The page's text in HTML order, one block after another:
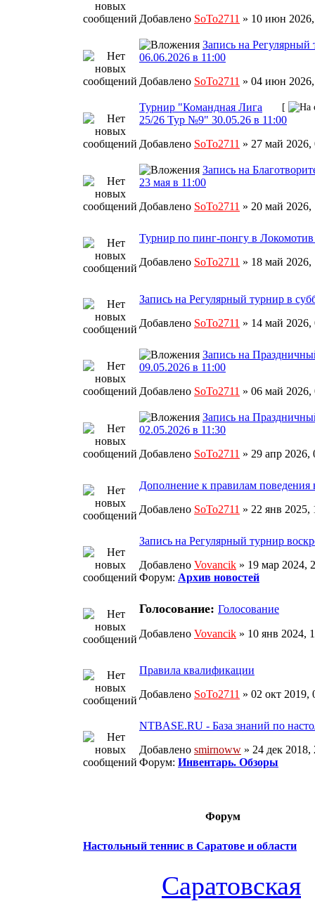
Добавлено SoTo2711 » 10 июн
Запись на Регулярный
06.06.2026 в 11:00
Добавлено SoTo2711 » 04 июн
[
Турнир "Командная Лига
25/26 Тур №9" 30.05.26 в 11:00
Добавлено SoTo2711 » 27 май
Запись на
23 мая в 11:00
Добавлено SoTo2711 » 20 май
Турнир по пинг-понгу в Локомотив
Добавлено SoTo2711 » 18 май
Запись на Регулярный турнир в
Добавлено SoTo2711 » 14 май
Запись на
09.05.2026 в 11:00
Добавлено SoTo2711 » 06 май
Запись на
02.05.2026 в 11:30
Добавлено SoTo2711 » 29 апр 2026,
Дополнение к правилам поведения
Добавлено SoTo2711 » 22 янв 2025,
Запись на Регулярный турнир
Добавлено Vovancik » 19 мар 2024,
Форум: Архив новостей
Голосование: Голосование
Добавлено Vovancik » 10 янв 2024,
Правила квалификации
Добавлено SoTo2711 » 02 окт 2019,
NTBASE.RU - База знаний по
Добавлено smirnoww » 24 дек 2018,
Форум: Инвентарь. Обзоры
Форум
Настольный теннис в Саратове и области
Саратовская